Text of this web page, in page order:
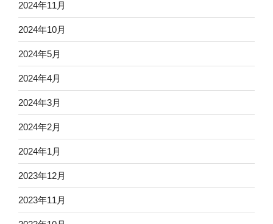
2024年11月
2024年10月
2024年5月
2024年4月
2024年3月
2024年2月
2024年1月
2023年12月
2023年11月